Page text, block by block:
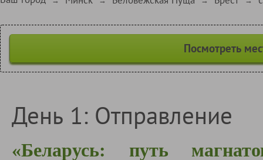
Посмотреть
День 1: Отправление
«Беларусь: путь